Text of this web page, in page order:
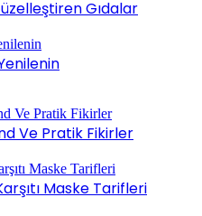
Gıdalar
Ve Pratik Fikirler
Maske Tarifleri